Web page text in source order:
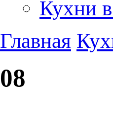
Кухни
Главная
08